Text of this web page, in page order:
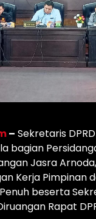
– Sekretaris
bagian
Jasra
Kerja Pimpinan
Penuh beserta
Rapat